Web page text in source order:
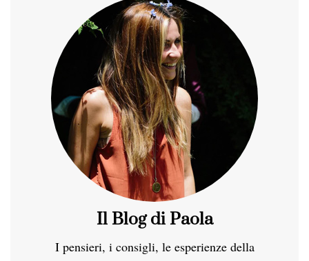
Il Blog di Paola
I pensieri, i consigli, le esperienze della